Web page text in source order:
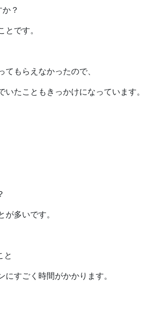
？
です。
もらえなかったので、
たこともきっかけになっています。
多いです。
と​
すごく時間がかかります。